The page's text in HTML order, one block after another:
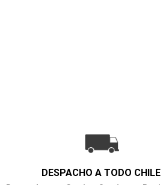
DESPACHO A TODO CHILE